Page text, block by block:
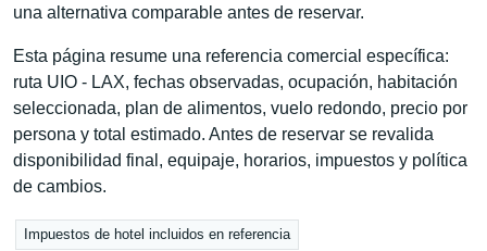
una alternativa comparable antes de reservar.
Esta página resume una referencia comercial específica:
ruta UIO - LAX, fechas observadas, ocupación, habitación
seleccionada, plan de alimentos, vuelo redondo, precio por
persona y total estimado. Antes de reservar se revalida
disponibilidad final, equipaje, horarios, impuestos y política
de cambios.
Impuestos de hotel incluidos en referencia